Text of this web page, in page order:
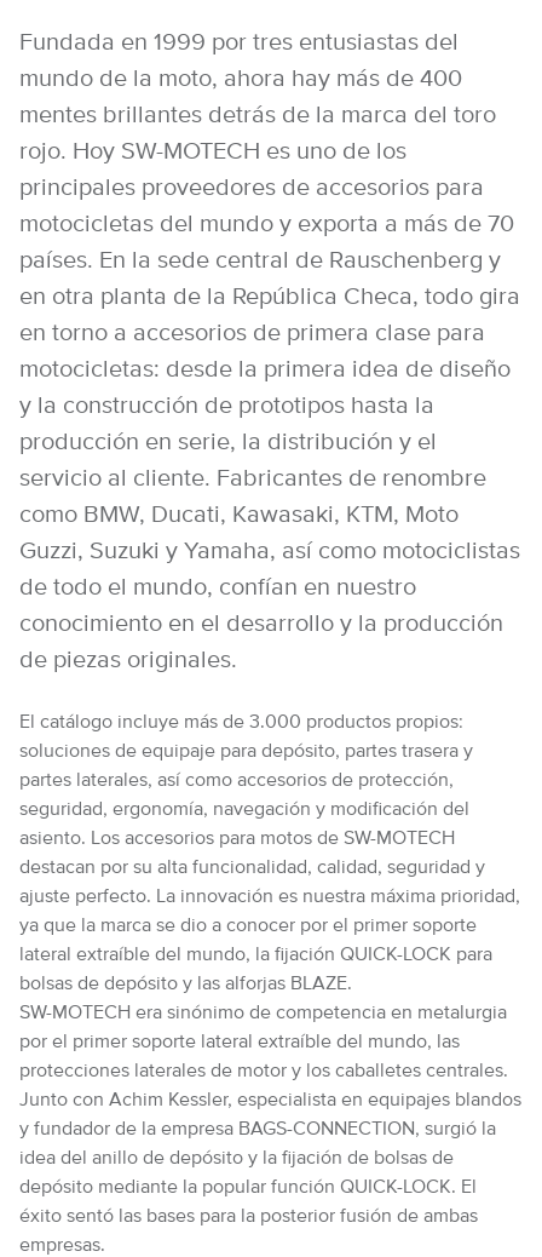
Fundada en 1999 por tres entusiastas del
mundo de la moto, ahora hay más de 400
mentes brillantes detrás de la marca del toro
rojo. Hoy SW-MOTECH es uno de los
principales proveedores de accesorios para
motocicletas del mundo y exporta a más de 70
países. En la sede central de Rauschenberg y
en otra planta de la República Checa, todo gira
en torno a accesorios de primera clase para
motocicletas: desde la primera idea de diseño
y la construcción de prototipos hasta la
producción en serie, la distribución y el
servicio al cliente. Fabricantes de renombre
como BMW, Ducati, Kawasaki, KTM, Moto
Guzzi, Suzuki y Yamaha, así como motociclistas
de todo el mundo, confían en nuestro
conocimiento en el desarrollo y la producción
de piezas originales.
El catálogo incluye más de 3.000 productos propios:
soluciones de equipaje para depósito, partes trasera y
partes laterales, así como accesorios de protección,
seguridad, ergonomía, navegación y modificación del
asiento. Los accesorios para motos de SW-MOTECH
destacan por su alta funcionalidad, calidad, seguridad y
ajuste perfecto. La innovación es nuestra máxima prioridad,
ya que la marca se dio a conocer por el primer soporte
lateral extraíble del mundo, la fijación QUICK-LOCK para
bolsas de depósito y las alforjas BLAZE.
SW-MOTECH era sinónimo de competencia en metalurgia
por el primer soporte lateral extraíble del mundo, las
protecciones laterales de motor y los caballetes centrales.
Junto con Achim Kessler, especialista en equipajes blandos
y fundador de la empresa BAGS-CONNECTION, surgió la
idea del anillo de depósito y la fijación de bolsas de
depósito mediante la popular función QUICK-LOCK. El
éxito sentó las bases para la posterior fusión de ambas
empresas.